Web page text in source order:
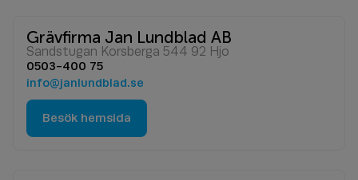
Grävfirma Jan Lundblad AB
Sandstugan Korsberga 544 92 Hjo
0503-400 75
info@janlundblad.se
Besök hemsida